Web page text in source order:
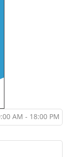
AM - 18:00 PM